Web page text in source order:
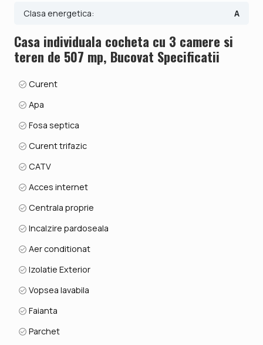
Clasa energetica: A
Casa individuala cocheta cu 3 camere si
teren de 507 mp, Bucovat Specificatii
Curent
Apa
Fosa septica
Curent trifazic
CATV
Acces internet
Centrala proprie
Incalzire pardoseala
Aer conditionat
Izolatie Exterior
Vopsea lavabila
Faianta
Parchet